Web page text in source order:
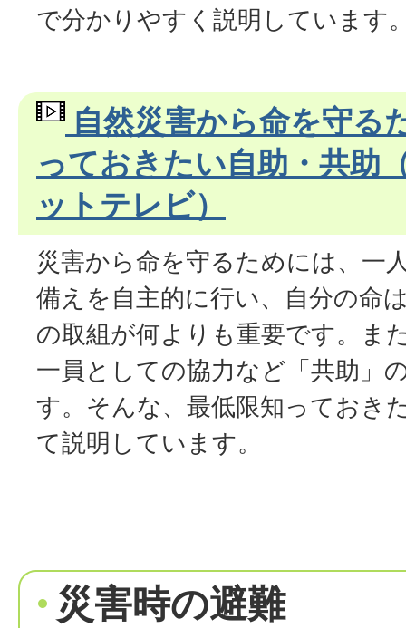
で分かりやすく説明しています
自然災害から命を守る
っておきたい自助・共助
ットテレビ）
災害から命を守るためには、一
備えを自主的に行い、自分の命
の取組が何よりも重要です。ま
一員としての協力など「共助」
す。そんな、最低限知っておき
て説明しています。
災害時の避難